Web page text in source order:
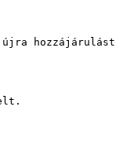
újra hozzájárulást